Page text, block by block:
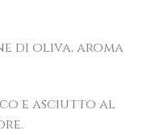
di oliva, aroma
e asciutto al